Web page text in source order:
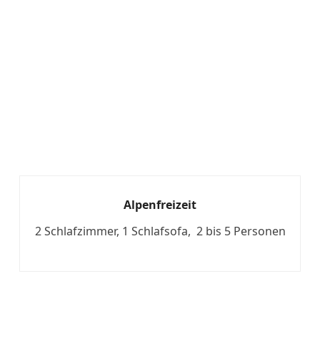
Alpenfreizeit
2 Schlafzimmer, 1 Schlafsofa, 2 bis 5 Personen